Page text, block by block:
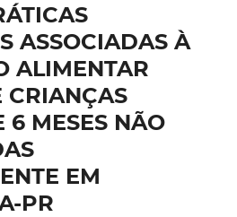
ASSOCIADAS À
ALIMENTAR
CRIANÇAS
6 MESES NÃO
EM
PR